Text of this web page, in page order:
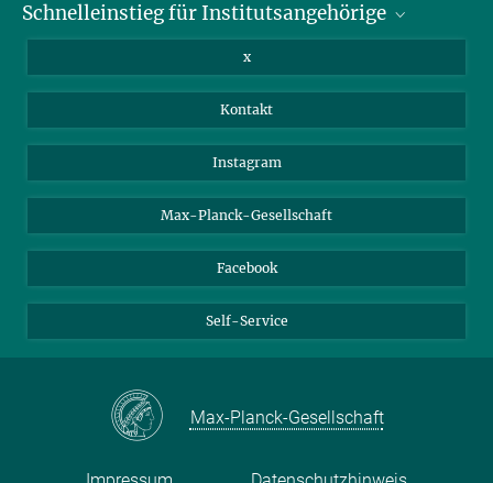
Bibliothek
Schnelleinstieg für Institutsangehörige
Webmail
Nextcloud
x
Kontakt
Instagram
Max-Planck-Gesellschaft
Facebook
Self-Service
Max-Planck-Gesellschaft